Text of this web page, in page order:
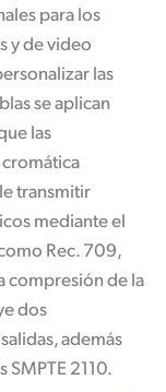
para los
y de video
las
se aplican
las
transmitir
mediante el
Rec. 709,
compresión de la
dos
además
2110.